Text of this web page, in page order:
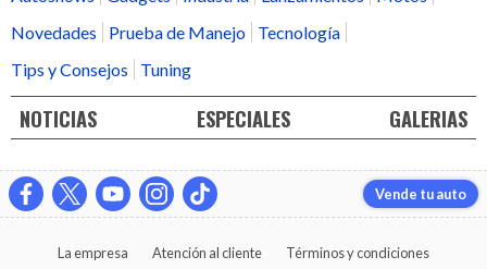
Novedades
Prueba de Manejo
Tecnología
Tips y Consejos
Tuning
NOTICIAS ESPECIALES GALERIAS
Vende tu auto
La empresa Atención al cliente Términos y condiciones